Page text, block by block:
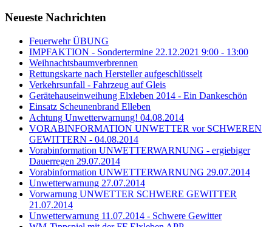
Neueste Nachrichten
Feuerwehr ÜBUNG
IMPFAKTION - Sondertermine 22.12.2021 9:00 - 13:00
Weihnachtsbaumverbrennen
Rettungskarte nach Hersteller aufgeschlüsselt
Verkehrsunfall - Fahrzeug auf Gleis
Gerätehauseinweihung Elxleben 2014 - Ein Dankeschön
Einsatz Scheunenbrand Elleben
Achtung Unwetterwarnung! 04.08.2014
VORABINFORMATION UNWETTER vor SCHWEREN
GEWITTERN - 04.08.2014
Vorabinformation UNWETTERWARNUNG - ergiebiger
Dauerregen 29.07.2014
Vorabinformation UNWETTERWARNUNG 29.07.2014
Unwetterwarnung 27.07.2014
Vorwarnung UNWETTER SCHWERE GEWITTER
21.07.2014
Unwetterwarnung 11.07.2014 - Schwere Gewitter